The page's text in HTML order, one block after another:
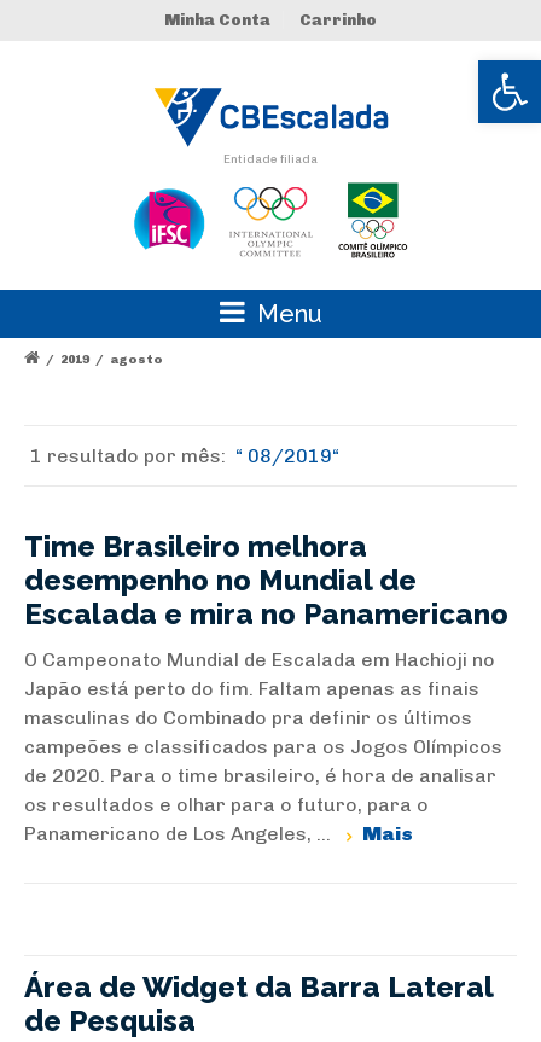
Abrir
Minha Conta Carrinho
Entidade filiada
Menu
/ 2019 / agosto
1 resultado por mês: 08/2019
Time Brasileiro melhora
desempenho no Mundial de
Escalada e mira no Panamericano
O Campeonato Mundial de Escalada em Hachioji no
Japão está perto do fim. Faltam apenas as finais
masculinas do Combinado pra definir os últimos
campeões e classificados para os Jogos Olímpicos
de 2020. Para o time brasileiro, é hora de analisar
os resultados e olhar para o futuro, para o
Panamericano de Los Angeles, ...
Mais
Área de Widget da Barra Lateral
de Pesquisa